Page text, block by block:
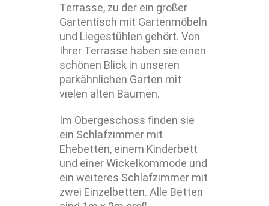
Terrasse, zu der ein großer
Gartentisch mit Gartenmöbeln
und Liegestühlen gehört. Von
Ihrer Terrasse haben sie einen
schönen Blick in unseren
parkähnlichen Garten mit
vielen alten Bäumen.
Im Obergeschoss finden sie
ein Schlafzimmer mit
Ehebetten, einem Kinderbett
und einer Wickelkommode und
ein weiteres Schlafzimmer mit
zwei Einzelbetten. Alle Betten